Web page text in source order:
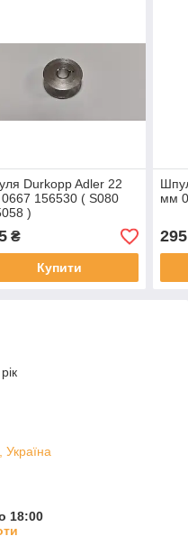
Durkopp Adler 22
156530 ( S080
)
₴
Купити
мм
295
Україна
18:00